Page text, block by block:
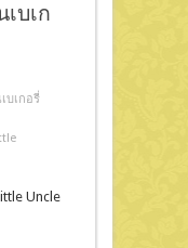
บเก
บเกอรี่
Uncle